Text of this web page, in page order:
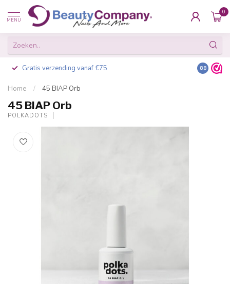
MENU
0
Gratis verzending vanaf €75 Besteld
8.8
Home / 45 BIAP Orb
45 BIAP Orb
POLKADOTS